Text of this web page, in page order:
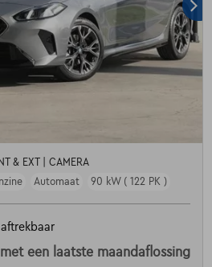
& EXT | CAMERA
Automaat 90 kW ( 122 PK )
aftrekbaar
met een laatste maandaflossing